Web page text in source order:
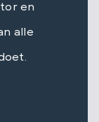
en
alle